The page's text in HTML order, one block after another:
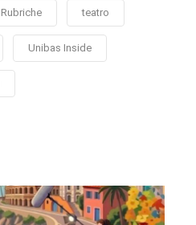
Rubriche teatro
Unibas Inside